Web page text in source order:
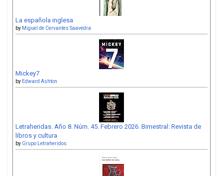
La española inglesa
by Miguel de Cervantes Saavedra
Mickey7
by Edward Ashton
Letraheridas. Año 8. Núm. 45. Febrero 2026. Bimestral: Revista de
libros y cultura
by Grupo Letraheridos